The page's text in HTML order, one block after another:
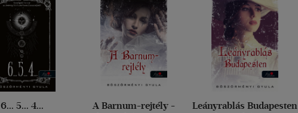
6... 5... 4...
A Barnum-rejtély -
Leányrablás Budapesten